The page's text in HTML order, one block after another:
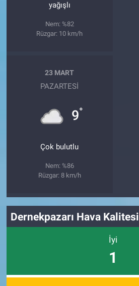
yağışlı
Nem: %82
Rüzgar: 10 km/h
23 MART
PAZARTESI
9°
Çok bulutlu
Nem: %86
Rüzgar: 8 km/h
Dernekpazarı Hava Kalitesi
İyi
1